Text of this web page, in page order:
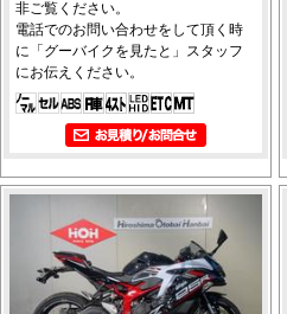
非ご覧ください。
電話でのお問い合わせをして頂く時
に「グーバイクを見たと」スタッフ
にお伝えください。